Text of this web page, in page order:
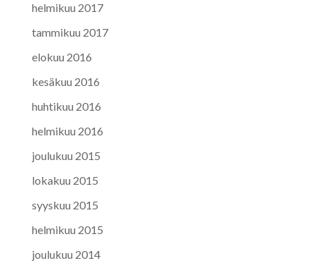
helmikuu 2017
tammikuu 2017
elokuu 2016
kesäkuu 2016
huhtikuu 2016
helmikuu 2016
joulukuu 2015
lokakuu 2015
syyskuu 2015
helmikuu 2015
joulukuu 2014